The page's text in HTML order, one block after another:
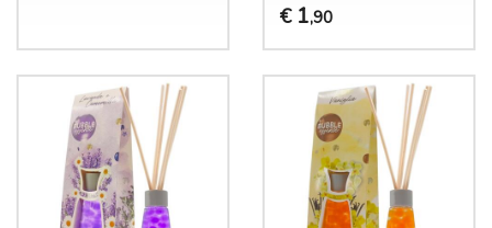
€ 1,90